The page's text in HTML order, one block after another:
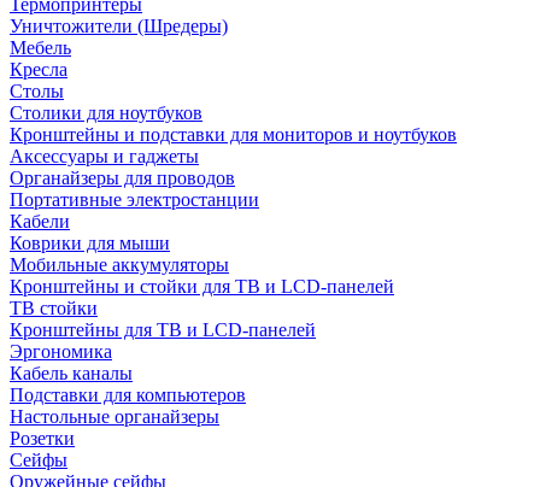
Термопринтеры
Уничтожители (Шредеры)
Мебель
Кресла
Столы
Столики для ноутбуков
Кронштейны и подставки для мониторов и ноутбуков
Аксессуары и гаджеты
Органайзеры для проводов
Портативные электростанции
Кабели
Коврики для мыши
Мобильные аккумуляторы
Кронштейны и стойки для ТВ и LCD-панелей
ТВ стойки
Кронштейны для ТВ и LCD-панелей
Эргономика
Кабель каналы
Подставки для компьютеров
Настольные органайзеры
Розетки
Сейфы
Оружейные сейфы